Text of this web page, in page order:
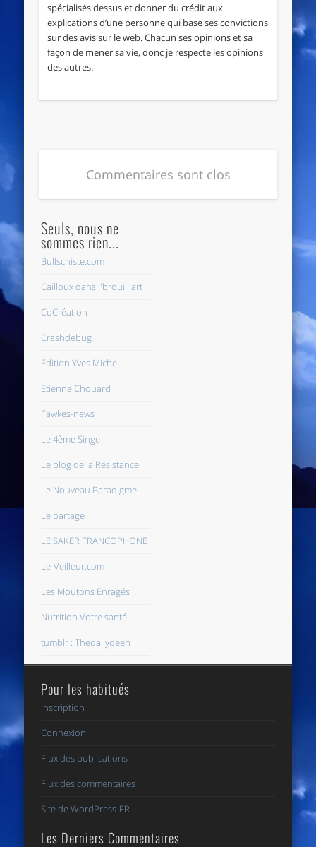
spécialisés dessus et donner du crédit aux
explications d’une personne qui base ses convictions
sur des avis sur le web. Chacun ses opinions et sa
façon de mener sa vie, donc je respecte les opinions
des autres.
Commentaires sont clos
Seuls, nous ne
sommes rien...
Bullschiste.com
Cailloux dans l'brouill'art
CoCréation
Crashdebug
Edition Yves Michel
Etienne Chouard
Fawkes-news
Le 4ème Singe
Le blog de la Résistance
Le Nouveau Paradigme
Le partage
LE SAKER FRANCOPHONE
Le-Veilleur.com
Les Moutons Enragés
Nutrition Votre santé
tumblr : Thedailydeen
Pour les habitués
Inscription
Connexion
Flux des publications
Flux des commentaires
Site de WordPress-FR
Les Derniers Commentaires